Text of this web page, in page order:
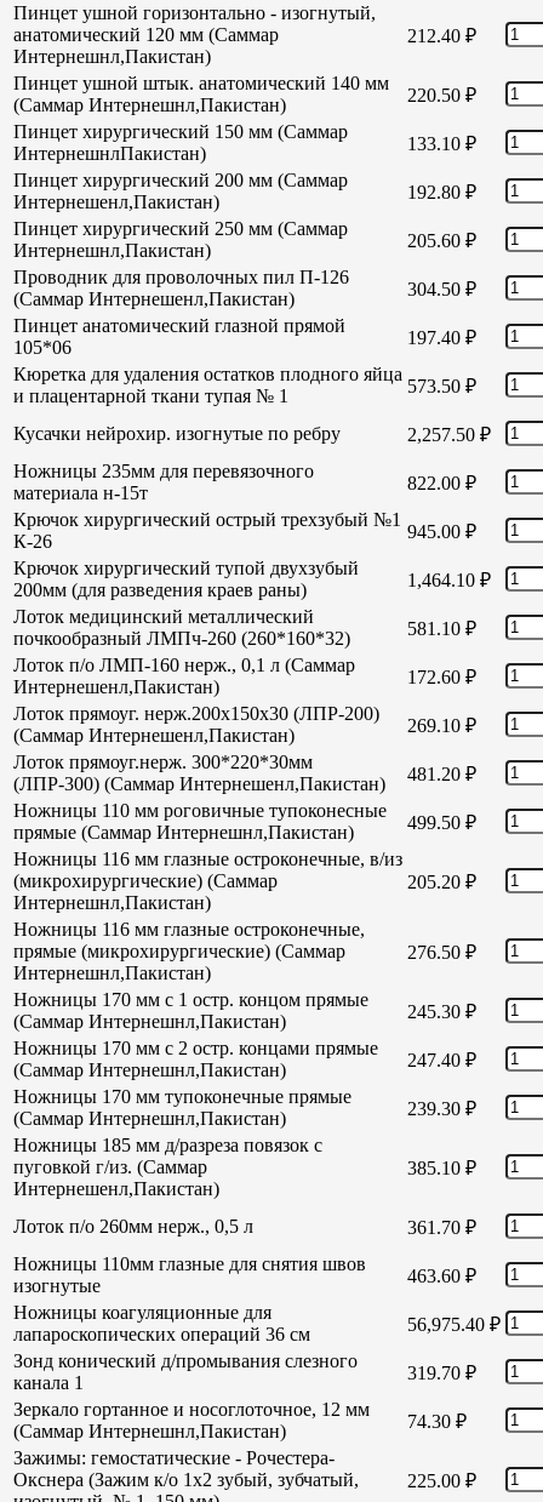
Пинцет ушной горизонтально - изогнутый,
анатомический 120 мм (Саммар
Интернешнл,Пакистан)
212.40 ₽
Пинцет ушной штык. анатомический 140 мм
(Саммар Интернешнл,Пакистан)
220.50 ₽
Пинцет хирургический 150 мм (Саммар
ИнтернешнлПакистан)
133.10 ₽
Пинцет хирургический 200 мм (Саммар
Интернешенл,Пакистан)
192.80 ₽
Пинцет хирургический 250 мм (Саммар
Интернешнл,Пакистан)
205.60 ₽
Проводник для проволочных пил П-126
(Саммар Интернешенл,Пакистан)
304.50 ₽
Пинцет анатомический глазной прямой
105*06
197.40 ₽
Кюретка для удаления остатков плодного яйца
и плацентарной ткани тупая № 1
573.50 ₽
Кусачки нейрохир. изогнутые по ребру 2,257.50 ₽
Ножницы 235мм для перевязочного
материала н-15т
822.00 ₽
Крючок хирургический острый трехзубый №1
К-26
945.00 ₽
Крючок хирургический тупой двухзубый
200мм (для разведения краев раны)
1,464.10 ₽
Лоток медицинский металлический
почкообразный ЛМПч-260 (260*160*32)
581.10 ₽
Лоток п/о ЛМП-160 нерж., 0,1 л (Саммар
Интернешенл,Пакистан)
172.60 ₽
Лоток прямоуг. нерж.200х150х30 (ЛПР-200)
(Саммар Интернешенл,Пакистан)
269.10 ₽
Лоток прямоуг.нерж. 300*220*30мм
(ЛПР-300) (Саммар Интернешенл,Пакистан)
481.20 ₽
Ножницы 110 мм роговичные тупоконесные
прямые (Саммар Интернешнл,Пакистан)
499.50 ₽
Ножницы 116 мм глазные остроконечные, в/из
(микрохирургические) (Саммар
Интернешнл,Пакистан)
205.20 ₽
Ножницы 116 мм глазные остроконечные,
прямые (микрохирургические) (Саммар
Интернешнл,Пакистан)
276.50 ₽
Ножницы 170 мм с 1 остр. концом прямые
(Саммар Интернешнл,Пакистан)
245.30 ₽
Ножницы 170 мм с 2 остр. концами прямые
(Саммар Интернешнл,Пакистан)
247.40 ₽
Ножницы 170 мм тупоконечные прямые
(Саммар Интернешнл,Пакистан)
239.30 ₽
Ножницы 185 мм д/разреза повязок с
пуговкой г/из. (Саммар
Интернешенл,Пакистан)
385.10 ₽
Лоток п/о 260мм нерж., 0,5 л 361.70 ₽
Ножницы 110мм глазные для снятия швов
изогнутые
463.60 ₽
Ножницы коагуляционные для
лапароскопических операций 36 см
56,975.40 ₽
Зонд конический д/промывания слезного
канала 1
319.70 ₽
Зеркало гортанное и носоглоточное, 12 мм
(Саммар Интернешнл,Пакистан)
74.30 ₽
Зажимы: гемостатические - Рочестера-
Окснера (Зажим к/о 1х2 зубый, зубчатый,
225.00 ₽